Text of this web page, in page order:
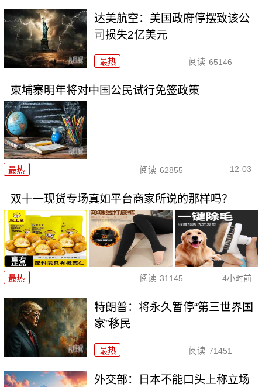
达美航空：美国政府停摆致该公
司损失2亿美元
最热 阅读 65146
柬埔寨明年将对中国公民试行免签政策
最热 阅读 62855 12-03
双十一现货专场真如平台商家所说的那样吗？
最热 阅读 31145 4小时前
特朗普：将永久暂停“第三世界国
家”移民
最热 阅读 71451
外交部：日本不能口头上称立场